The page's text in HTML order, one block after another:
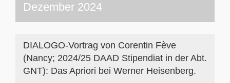
Dezember 2024
DIALOGO-Vortrag von Corentin Fève
(Nancy; 2024/25 DAAD Stipendiat in der Abt.
GNT): Das Apriori bei Werner Heisenberg.